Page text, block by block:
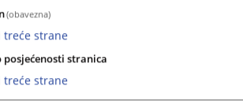
for
(obavezna)
treće strane
stranica
treće strane